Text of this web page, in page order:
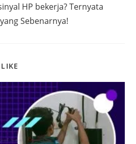
HP bekerja? Ternyata
Sebenarnya!